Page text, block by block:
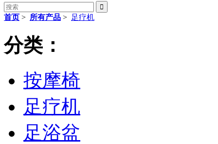

首页 > 所有产品 > 足疗机
分类：
按摩椅
足疗机
足浴盆